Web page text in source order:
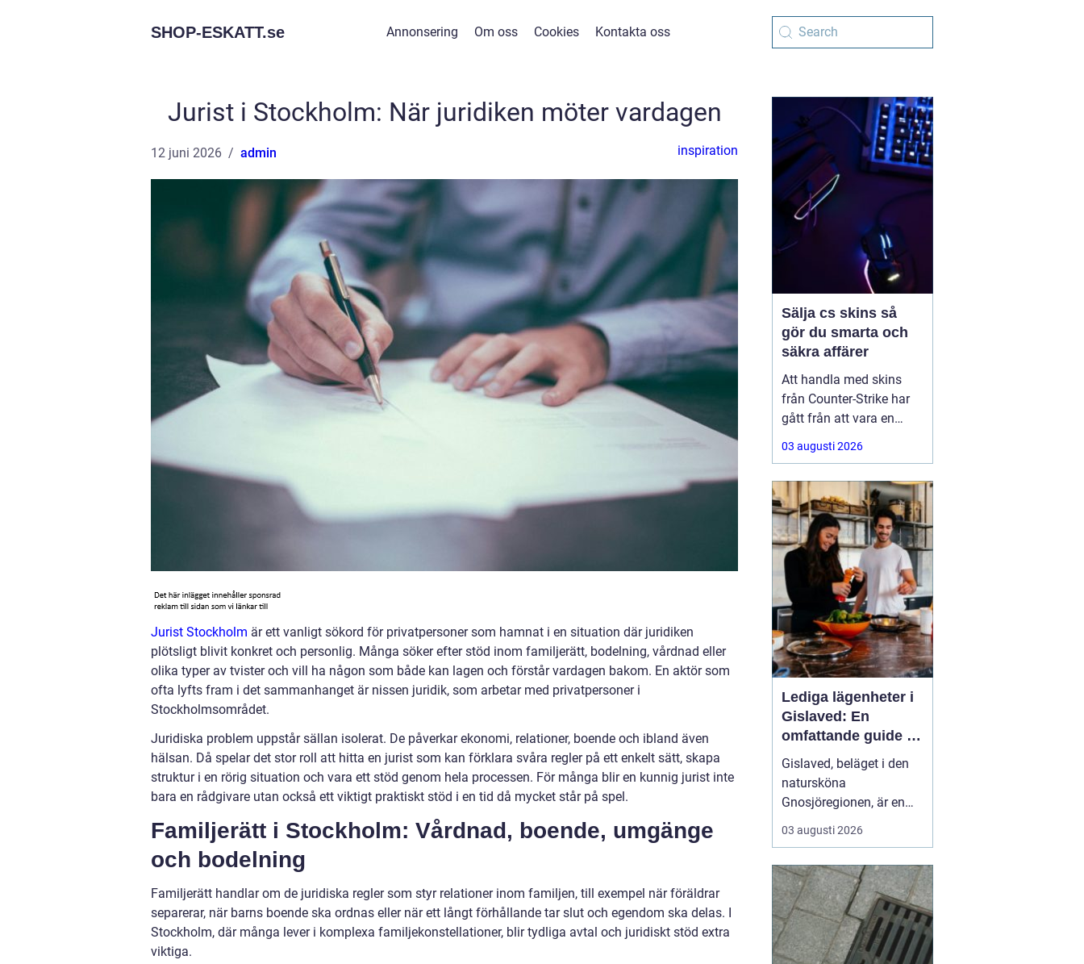
SHOP-ESKATT.se Annonsering Om oss Cookies Kontakta oss
Jurist i Stockholm: När juridiken möter vardagen
12 juni 2026 admin inspiration
Jurist Stockholm är ett vanligt sökord för privatpersoner som hamnat i en situation där juridiken
plötsligt blivit konkret och personlig. Många söker efter stöd inom familjerätt, bodelning, vårdnad eller
olika typer av tvister och vill ha någon som både kan lagen och förstår vardagen bakom. En aktör som
ofta lyfts fram i det sammanhanget är nissen juridik, som arbetar med privatpersoner i
Stockholmsområdet.
Juridiska problem uppstår sällan isolerat. De påverkar ekonomi, relationer, boende och ibland även
hälsan. Då spelar det stor roll att hitta en jurist som kan förklara svåra regler på ett enkelt sätt, skapa
struktur i en rörig situation och vara ett stöd genom hela processen. För många blir en kunnig jurist inte
bara en rådgivare utan också ett viktigt praktiskt stöd i en tid då mycket står på spel.
Familjerätt i Stockholm: Vårdnad, boende, umgänge
och bodelning
Familjerätt handlar om de juridiska regler som styr relationer inom familjen, till exempel när föräldrar
separerar, när barns boende ska ordnas eller när ett långt förhållande tar slut och egendom ska delas. I
Stockholm, där många lever i komplexa familjekonstellationer, blir tydliga avtal och juridiskt stöd extra
viktiga.
Sälja cs skins så
gör du smarta och
säkra affärer
Att handla med skins
från Counter-Strike har
gått från att vara en
hobby till att bli en riktig
andrahandsmarknad.
sällsynta vapen-skins
kan vara värda tusentals
kronor, men många är
osäkra på hur de ska gå
till väga när de
03 augusti 2026
Lediga lägenheter i
Gislaved: En
omfattande guide till
rätt val
Gislaved, beläget i den
natursköna
Gnosjöregionen, är en
charmig kommun i
Jönköpings län känt för
och härliga natur. Med
närheten till Nissan, som
flyter genom kommunen
...
03 augusti 2026